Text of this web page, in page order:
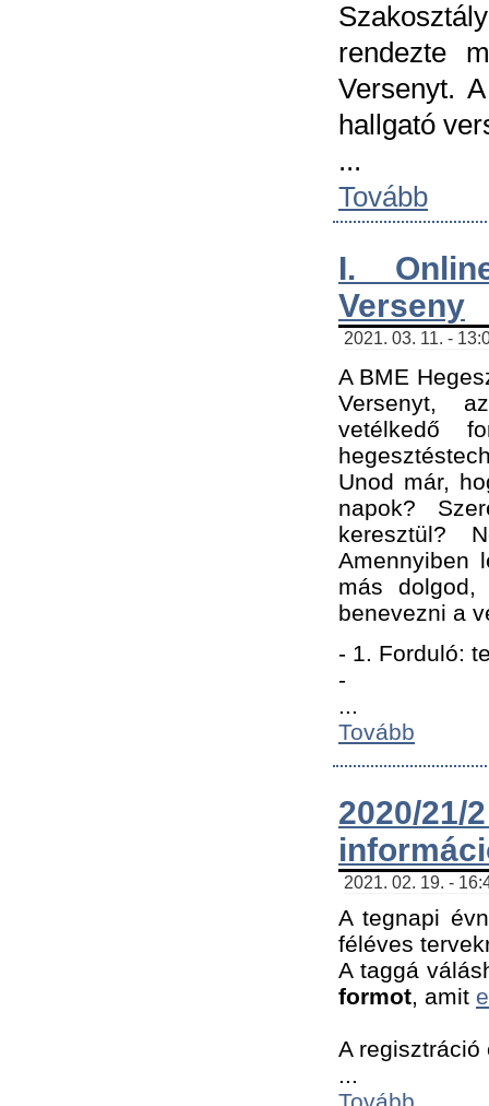
rendezte
Versenyt.
hallgató
...
Tovább
I.
Verseny
2021. 03. 11. -
A BME
Versenyt,
vetélkedő
Unod már,
napok?
keresztül?
Amennyiben
más
benevezni a
- 1. Forduló:
-
...
Tovább
2020/
2021. 02. 19. -
A tegnapi
féléves
A taggá
formot, amit
A
...